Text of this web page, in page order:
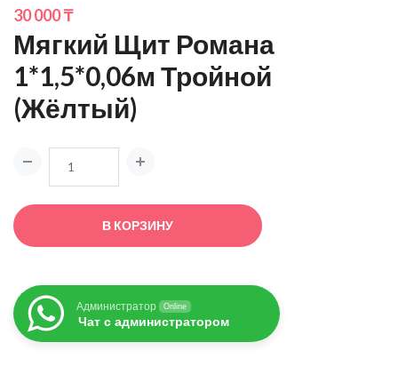
30 000₸
Мягкий Щит Романа
1*1,5*0,06м Тройной
(жёлтый)
В КОРЗИНУ
Администратор Online
Чат с администратором